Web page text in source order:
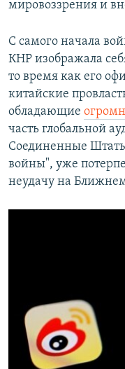
мировоззрения и
С самого начала
КНР изображала
то время как его
китайские
обладающие
часть глобальной
Соединенные
войны", уже
неудачу на